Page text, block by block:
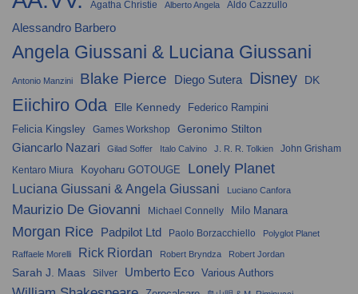
Agatha Christie Alberto Angela Aldo Cazzullo
Alessandro Barbero
Angela Giussani & Luciana Giussani
Antonio Manzini Blake Pierce Diego Sutera Disney DK
Eiichiro Oda Elle Kennedy Federico Rampini
Felicia Kingsley Games Workshop
Geronimo Stilton
Giancarlo Nazari
Gilad Soffer Italo Calvino J. R. R. Tolkien
John Grisham
Kentaro Miura
Koyoharu GOTOUGE Lonely Planet
Luciana Giussani & Angela Giussani Luciano Canfora
Maurizio De Giovanni Michael Connelly Milo Manara
Morgan Rice Padpilot Ltd Paolo Borzacchiello Polyglot Planet
Raffaele Morelli Rick Riordan Robert Bryndza Robert Jordan
Sarah J. Maas Silver Umberto Eco Various Authors